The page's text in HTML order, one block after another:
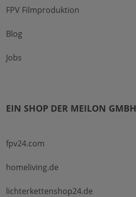
FPV Filmproduktion
Blog
Jobs
EIN SHOP DER MEILON GMBH
fpv24.com
homeliving.de
lichterkettenshop24.de